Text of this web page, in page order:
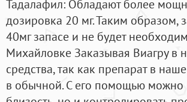
Тадалафил: Обладают более
дозировка 20 мг. Таким образом,
40мг запасе и не будет
Михайловке Заказывая Виагру в
средства, так как препарат в
в обычной. С его помощью можно